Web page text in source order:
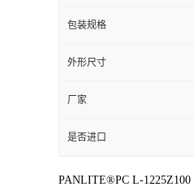
包装规格
外形尺寸
厂家
是否进口
PANLITE®PC L-1225Z100